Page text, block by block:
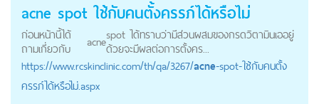
acne spot ใช้กับคนตั้งครรภ์ได้หรือไม่
ก่อนหน้านี้ได้
ถามเกี่ยวกับ
acnespot ได้ทราบว่ามีส่วนผสมของกรดวิตามินเออยู่
ด้วยจะมีผลต่อการตั้งคร...
https://www.rcskinclinic.com/th/qa/3267/acne-spot-ใช้กับคนตั้ง
ครรภ์ได้หรือไม่.aspx